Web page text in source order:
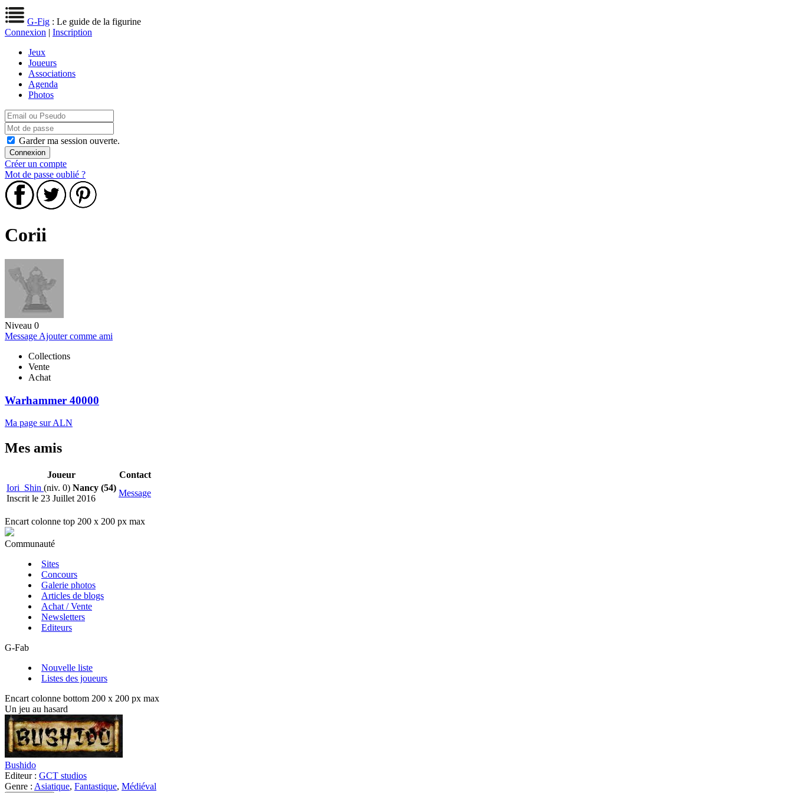
G-Fig : Le guide de la figurine
Connexion | Inscription
Jeux
Joueurs
Associations
Agenda
Photos
Garder ma session ouverte.
Créer un compte
Mot de passe oublié ?
Corii
Niveau 0
Message Ajouter comme ami
Collections
Vente
Achat
Warhammer 40000
Ma page sur ALN
Mes amis
Joueur
Contact
Iori_Shin (niv. 0) Nancy (54)
Inscrit le 23 Juillet 2016
Message
Encart colonne top 200 x 200 px max
Communauté
Sites
Concours
Galerie photos
Articles de blogs
Achat / Vente
Newsletters
Editeurs
G-Fab
Nouvelle liste
Listes des joueurs
Encart colonne bottom 200 x 200 px max
Un jeu au hasard
Bushido
Editeur : GCT studios
Genre : Asiatique, Fantastique, Médiéval